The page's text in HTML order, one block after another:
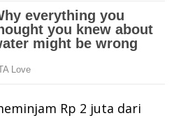
Rp 2 juta dari